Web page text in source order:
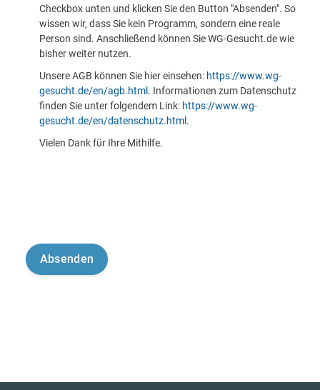
Checkbox unten und klicken Sie den Button "Absenden". So
wissen wir, dass Sie kein Programm, sondern eine reale
Person sind. Anschließend können Sie WG-Gesucht.de wie
bisher weiter nutzen.
Unsere AGB können Sie hier einsehen: https://www.wg-
gesucht.de/en/agb.html . Informationen zum Datenschutz
finden Sie unter folgendem Link: https://www.wg-
gesucht.de/en/datenschutz.html .
Vielen Dank für Ihre Mithilfe.